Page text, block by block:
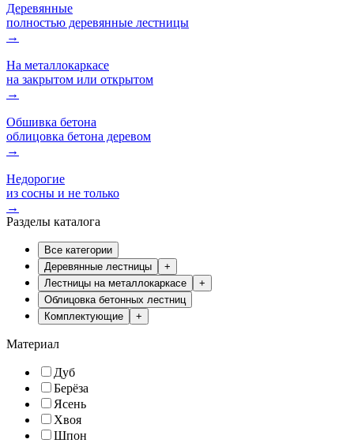
Деревянные
полностью деревянные лестницы
→
На металлокаркасе
на закрытом или открытом
→
Обшивка бетона
облицовка бетона деревом
→
Недорогие
из сосны и не только
→
Разделы каталога
Все категории
Деревянные лестницы
+
Лестницы на металлокаркасе
+
Облицовка бетонных лестниц
Комплектующие
+
Материал
Дуб
Берёза
Ясень
Хвоя
Шпон